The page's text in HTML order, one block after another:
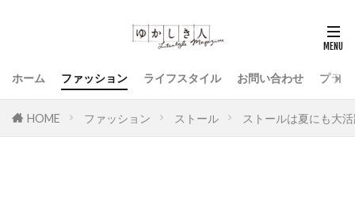
ホーム ファッション ライフスタイル お問い合わせ プラ
HOME ファッション ストール ストールは夏にも大